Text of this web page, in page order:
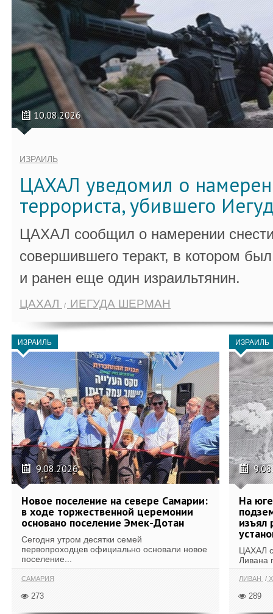
10.08.2026
ИЗРАИЛЬ
ЦАХАЛ уведомил о
террориста, убившего
ЦАХАЛ сообщил о намерении
совершившего теракт, в котором
и ранен еще один израильтянин.
ЦАХАЛ ИЕГУДА ШЕРМАН
ИЗРАИЛЬ
9.08.2026
Новое поселение на севере Самарии:
в ходе торжественной церемонии
основано поселение Эмек-Дотан
Сегодня утром десятки семей
первопроходцев официально основали новое
поселение...
САМАРИЯ
273
ИЗРАИЛЬ
На
изъял
ЦАХАЛ
Ливана
ЛИВАН
289